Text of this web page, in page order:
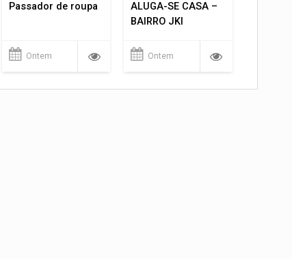
Passador de roupa
Ontem
ALUGA-SE CASA –
BAIRRO JKI
Ontem